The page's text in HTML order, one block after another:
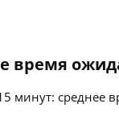
время
минут: среднее